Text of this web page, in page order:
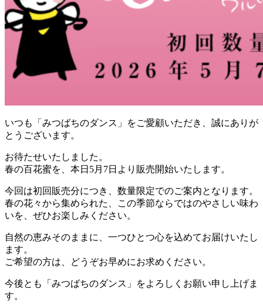
いつも「みつばちのダンス」をご愛顧いただき、誠にありが
とうございます。
お待たせいたしました。
春の百花蜜を、本日5月7日より販売開始いたします。
今回は初回販売分につき、数量限定でのご案内となります。
春の花々から集められた、この季節ならではのやさしい味わ
いを、ぜひお楽しみください。
自然の恵みそのままに、一つひとつ心を込めてお届けいたし
ます。
ご希望の方は、どうぞお早めにお求めください。
今後とも「みつばちのダンス」をよろしくお願い申し上げま
す。